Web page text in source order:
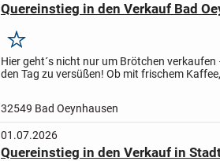
Quereinstieg in den Verkauf Bad
Merken
Hier geht´s nicht nur um Brötchen
den Tag zu versüßen! Ob mit frischem
32549 Bad Oeynhausen
01.07.2026
Quereinstieg in den Verkauf in